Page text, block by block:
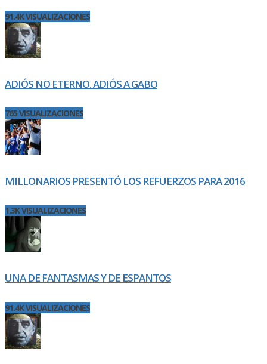
91.4K VISUALIZACIONES
ADIÓS NO ETERNO. ADIÓS A GABO
765 VISUALIZACIONES
MILLONARIOS PRESENTÓ LOS REFUERZOS PARA 2016
1.3K VISUALIZACIONES
UNA DE FANTASMAS Y DE ESPANTOS
91.4K VISUALIZACIONES